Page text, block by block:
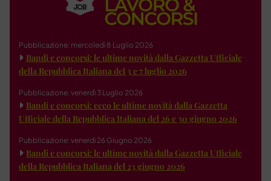
Pubblicazione: mercoledì 8 Luglio 2026
Bandi e concorsi: le ultime novità dalla Gazzetta Ufficiale
della Repubblica Italiana del 3 e 7 luglio 2026
Pubblicazione: venerdì 3 Luglio 2026
Bandi e concorsi: ecco le ultime novità dalla Gazzetta
Ufficiale della Repubblica Italiana del 26 e 30 giugno 2026
Pubblicazione: venerdì 26 Giugno 2026
Bandi e concorsi: le ultime novità dalla Gazzetta Ufficiale
della Repubblica Italiana del 23 giugno 2026